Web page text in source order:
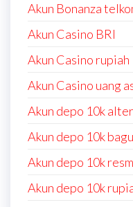
Akun Bonanza
Akun Casino BRI
Akun Casino rupiah
Akun Casino uang
Akun depo 10k
Akun depo 10k
Akun depo 10k
Akun depo 10k